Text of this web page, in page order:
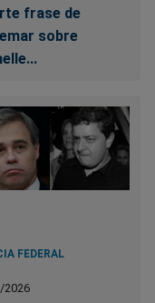
frase de
sobre
FEDERAL
2026